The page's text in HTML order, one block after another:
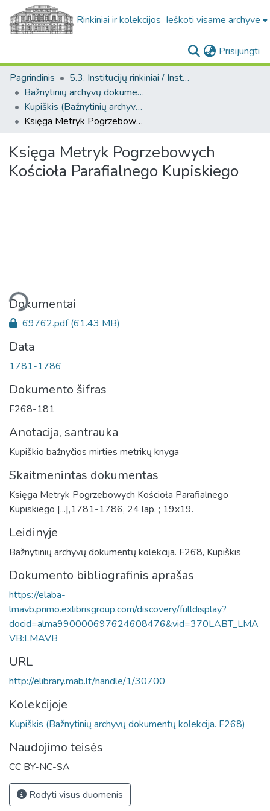
Rinkiniai ir kolekcijos Ieškoti visame archyve
Prisijungti
Pagrindinis
5.3. Institucijų rinkiniai / Institutional collections
Bažnytinių archyvų dokumentų kolekcija. F268
Kupiškis (Bažnytinių archyvų dokumentų kolekcija. F268)
Księga Metryk Pogrzebowych Kościoła Parafialnego Kupiskiego
Księga Metryk Pogrzebowych
Kościoła Parafialnego Kupiskiego
Dokumentai
69762.pdf(61.43 MB)
Data
1781-1786
Dokumento šifras
F268-181
Anotacija, santrauka
Kupiškio bažnyčios mirties metrikų knyga
Skaitmenintas dokumentas
Księga Metryk Pogrzebowych Kościoła Parafialnego
Kupiskiego [...],1781-1786, 24 lap. ; 19x19.
Leidinyje
Bažnytinių archyvų dokumentų kolekcija. F268, Kupiškis
Dokumento bibliografinis aprašas
https://elaba-
lmavb.primo.exlibrisgroup.com/discovery/fulldisplay?
docid=alma990000697624608476&vid=370LABT_LMA
VB:LMAVB
URL
http://elibrary.mab.lt/handle/1/30700
Kolekcijoje
Kupiškis (Bažnytinių archyvų dokumentų kolekcija. F268)
Naudojimo teisės
CC BY-NC-SA
Rodyti visus duomenis